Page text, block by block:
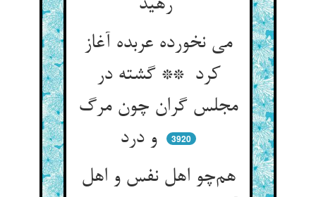
می نخورده عربده آغاز
کرد ** گشته در
مجلس گران چون مرگ
و درد
3920
هم‌چو اهل نفس و اهل